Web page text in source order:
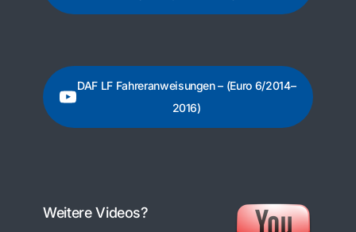
DAF LF Fahreranweisungen – (Euro 6/2014–
2016)
Weitere Videos?